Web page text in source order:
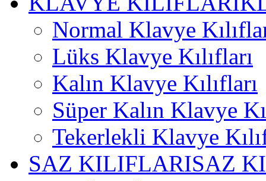
Normal Klavye
Lüks Klavye Kılıfları
Kalın Klavye Kılıfları
Süper Kalın Klavye
Tekerlekli Klavye
SAZ KILIFLARISAZ